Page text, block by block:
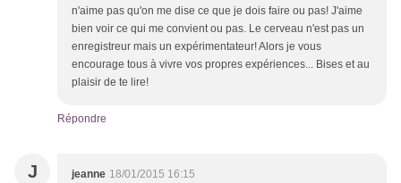
n'aime pas qu'on me dise ce que je dois faire ou pas! J'aime
bien voir ce qui me convient ou pas. Le cerveau n'est pas un
enregistreur mais un expérimentateur! Alors je vous
encourage tous à vivre vos propres expériences... Bises et au
plaisir de te lire!
Répondre
J jeanne 18/01/2015 16:15